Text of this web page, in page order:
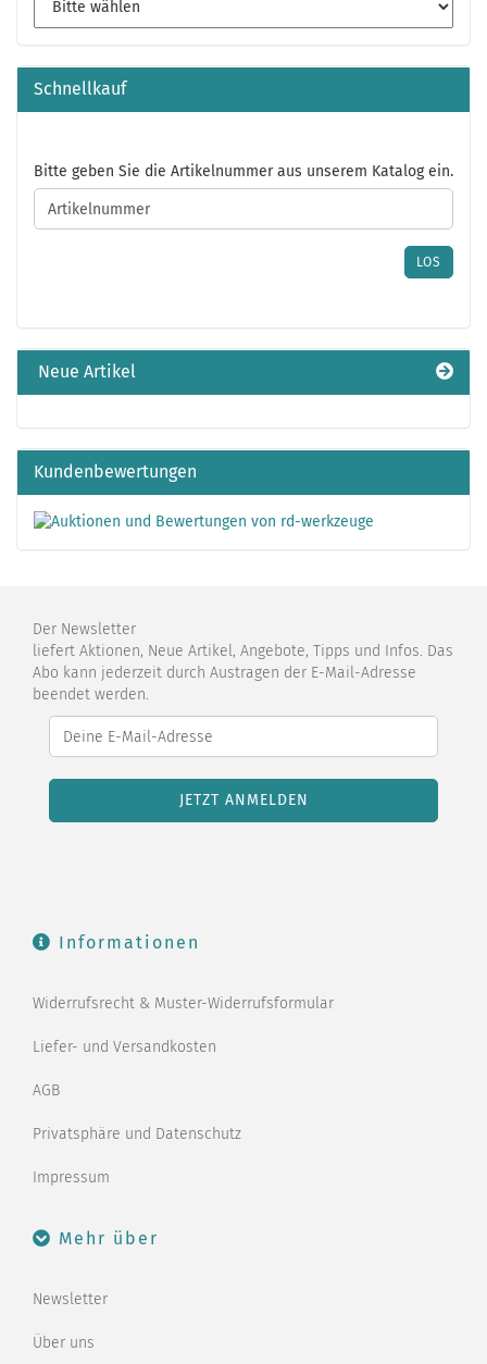
Schnellkauf
BITTE
GEBEN
SIE
DIE
Bitte geben Sie die Artikelnummer aus unserem Katalog ein.
LOS
Neue Artikel
Kundenbewertungen
Der Newsletter
liefert Aktionen, Neue Artikel, Angebote, Tipps und Infos. Das
Abo kann jederzeit durch Austragen der E-Mail-Adresse
beendet werden.
Informationen
Widerrufsrecht & Muster-Widerrufsformular
Liefer- und Versandkosten
AGB
Privatsphäre und Datenschutz
Impressum
Mehr über
Newsletter
Über uns